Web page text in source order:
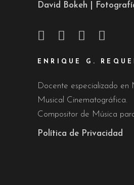
David Bokeh |
ENRIQUE G.
Docente especializado en
Musical Cinematográfica.
Compositor de Música
Política de Privacidad